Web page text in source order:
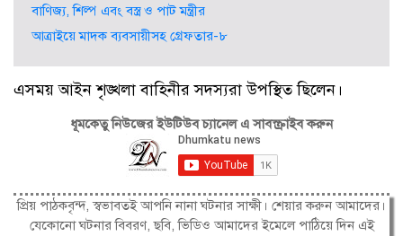
বাণিজ্য, শিল্প এবং বস্ত্র ও পাট মন্ত্রীর
আত্রাইয়ে মাদক ব্যবসায়ীসহ গ্রেফতার-৮
এসময় আইন শৃঙ্খলা বাহিনীর সদস্যরা উপস্থিত ছিলেন।
ধূমকেতু নিউজের ইউটিউব চ্যানেল এ সাবস্ক্রাইব করুন
প্রিয় পাঠকবৃন্দ, স্বভাবতই আপনি নানা ঘটনার সাক্ষী। শেয়ার করুন আমাদের।
যেকোনো ঘটনার বিবরণ, ছবি, ভিডিও আমাদের ইমেলে পাঠিয়ে দিন এই